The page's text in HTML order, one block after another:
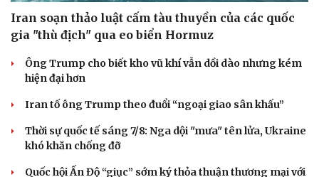
Iran soạn thảo luật cấm tàu thuyền của các quốc
gia "thù địch" qua eo biển Hormuz
Ông Trump cho biết kho vũ khí vẫn dồi dào nhưng kém
hiện đại hơn
Iran tố ông Trump theo đuổi “ngoại giao sân khấu”
Thời sự quốc tế sáng 7/8: Nga dội "mưa" tên lửa, Ukraine
khó khăn chống đỡ
Quốc hội Ấn Độ “giục” sớm ký thỏa thuận thương mại với